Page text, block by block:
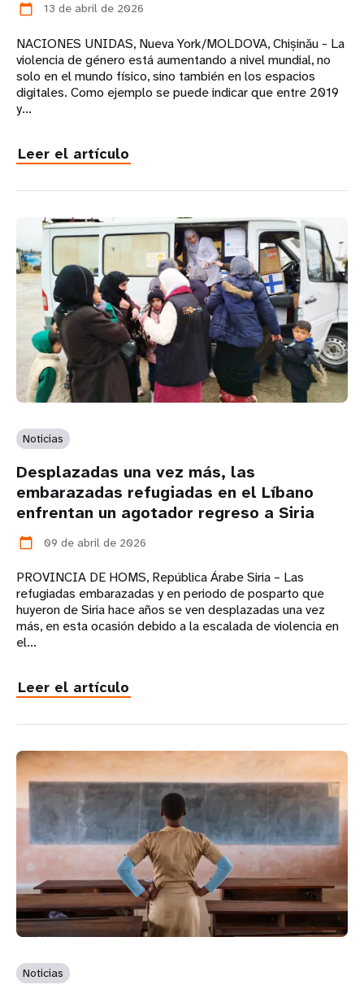
calendar_today 13 de abril de 2026
NACIONES UNIDAS, Nueva York/MOLDOVA, Chișinău - La
violencia de género está aumentando a nivel mundial, no
solo en el mundo físico, sino también en los espacios
digitales. Como ejemplo se puede indicar que entre 2019
y...
Leer el artículo
Noticias
Desplazadas una vez más, las
embarazadas refugiadas en el Líbano
enfrentan un agotador regreso a Siria
calendar_today 09 de abril de 2026
PROVINCIA DE HOMS, República Árabe Siria – Las
refugiadas embarazadas y en periodo de posparto que
huyeron de Siria hace años se ven desplazadas una vez
más, en esta ocasión debido a la escalada de violencia en
el...
Leer el artículo
Noticias